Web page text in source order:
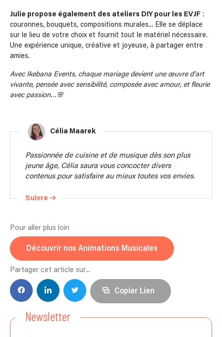
Julie propose également des ateliers DIY pour les EVJF :
couronnes, bouquets, compositions murales... Elle se déplace
sur le lieu de votre choix et fournit tout le matériel nécessaire.
Une expérience unique, créative et joyeuse, à partager entre
amies.
Avec Ikebana Events, chaque mariage devient une œuvre d’art
vivante, pensée avec sensibilité, composée avec amour, et fleurie
avec passion…🌸
Célia Maarek
Passionnée de cuisine et de musique dès son plus
jeune âge, Célia saura vous concocter divers
contenus pour satisfaire au mieux toutes vos envies.
Suivre
Pour aller plus loin
Découvrir nos Animations Musicales
Partager cet article sur...
Copier Lien
Newsletter